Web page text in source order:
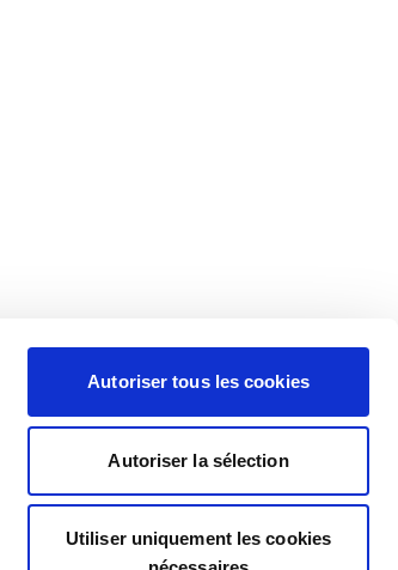
Autoriser tous les cookies
Autoriser la sélection
Utiliser uniquement les cookies